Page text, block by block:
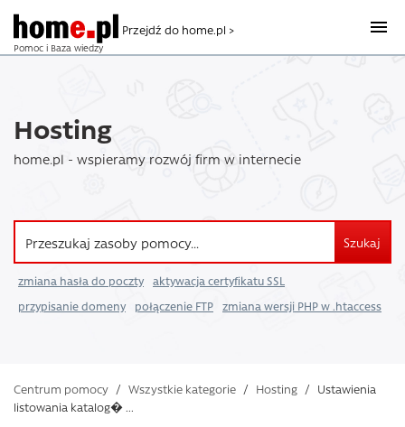
Pomoc i Baza wiedzy
Przejdź do home.pl >
Hosting
home.pl - wspieramy rozwój firm w internecie
Szukaj
zmiana hasła do poczty
aktywacja certyfikatu SSL
przypisanie domeny
połączenie FTP zmiana wersji PHP w .htaccess
Centrum pomocy / Wszystkie kategorie / Hosting / Ustawienia
listowania katalog� ...